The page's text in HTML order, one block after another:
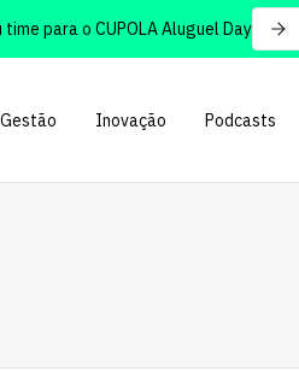
para o CUPOLA Aluguel Day
Gestão Inovação Podcasts